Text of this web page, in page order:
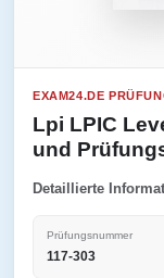
EXAM24.DE
Lpi LPIC
und
Detaillierte
Prüfungsnummer
117-303